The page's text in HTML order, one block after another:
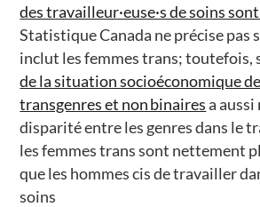
des travailleur·euse·s de soins
Statistique Canada ne précise pas
inclut les femmes trans; toutefois,
de la situation socioéconomique
transgenres et non binairesa aussi
disparité entre les genres dans le
les femmes trans sont nettement
que les hommes cis de travailler
soins